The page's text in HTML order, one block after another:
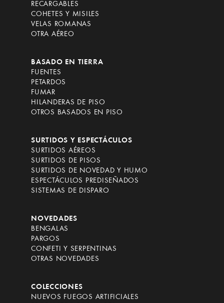
RECARGABLES
COHETES Y MISILES
VELAS ROMANAS
OTRA AÉREO
BASADO EN TIERRA
FUENTES
PETARDOS
FUMAR
HILANDERAS DE PISO
OTROS BASADOS EN PISO
SURTIDOS Y ESPECTÁCULOS
SURTIDOS AÉREOS
SURTIDOS DE PISOS
SURTIDOS DE NOVEDAD Y HUMO
ESPECTÁCULOS PREDISEÑADOS
SISTEMAS DE DISPARO
NOVEDADES
BENGALAS
PARGOS
CONFETI Y SERPENTINAS
OTRAS NOVEDADES
COLECCIONES
NUEVOS FUEGOS ARTIFICIALES